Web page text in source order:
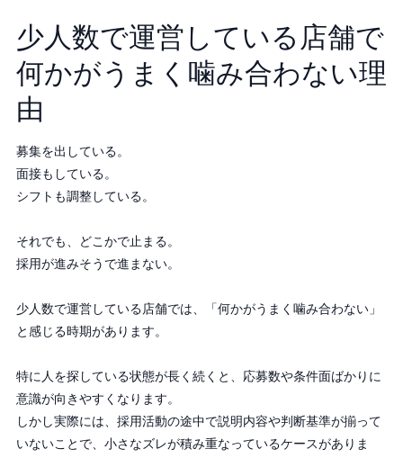
少人数で運営している店舗で
何かがうまく噛み合わない理
由
募集を出している。
面接もしている。
シフトも調整している。
それでも、どこかで止まる。
採用が進みそうで進まない。
少人数で運営している店舗では、「何かがうまく噛み合わない」
と感じる時期があります。
特に人を探している状態が長く続くと、応募数や条件面ばかりに
意識が向きやすくなります。
しかし実際には、採用活動の途中で説明内容や判断基準が揃って
いないことで、小さなズレが積み重なっているケースがありま